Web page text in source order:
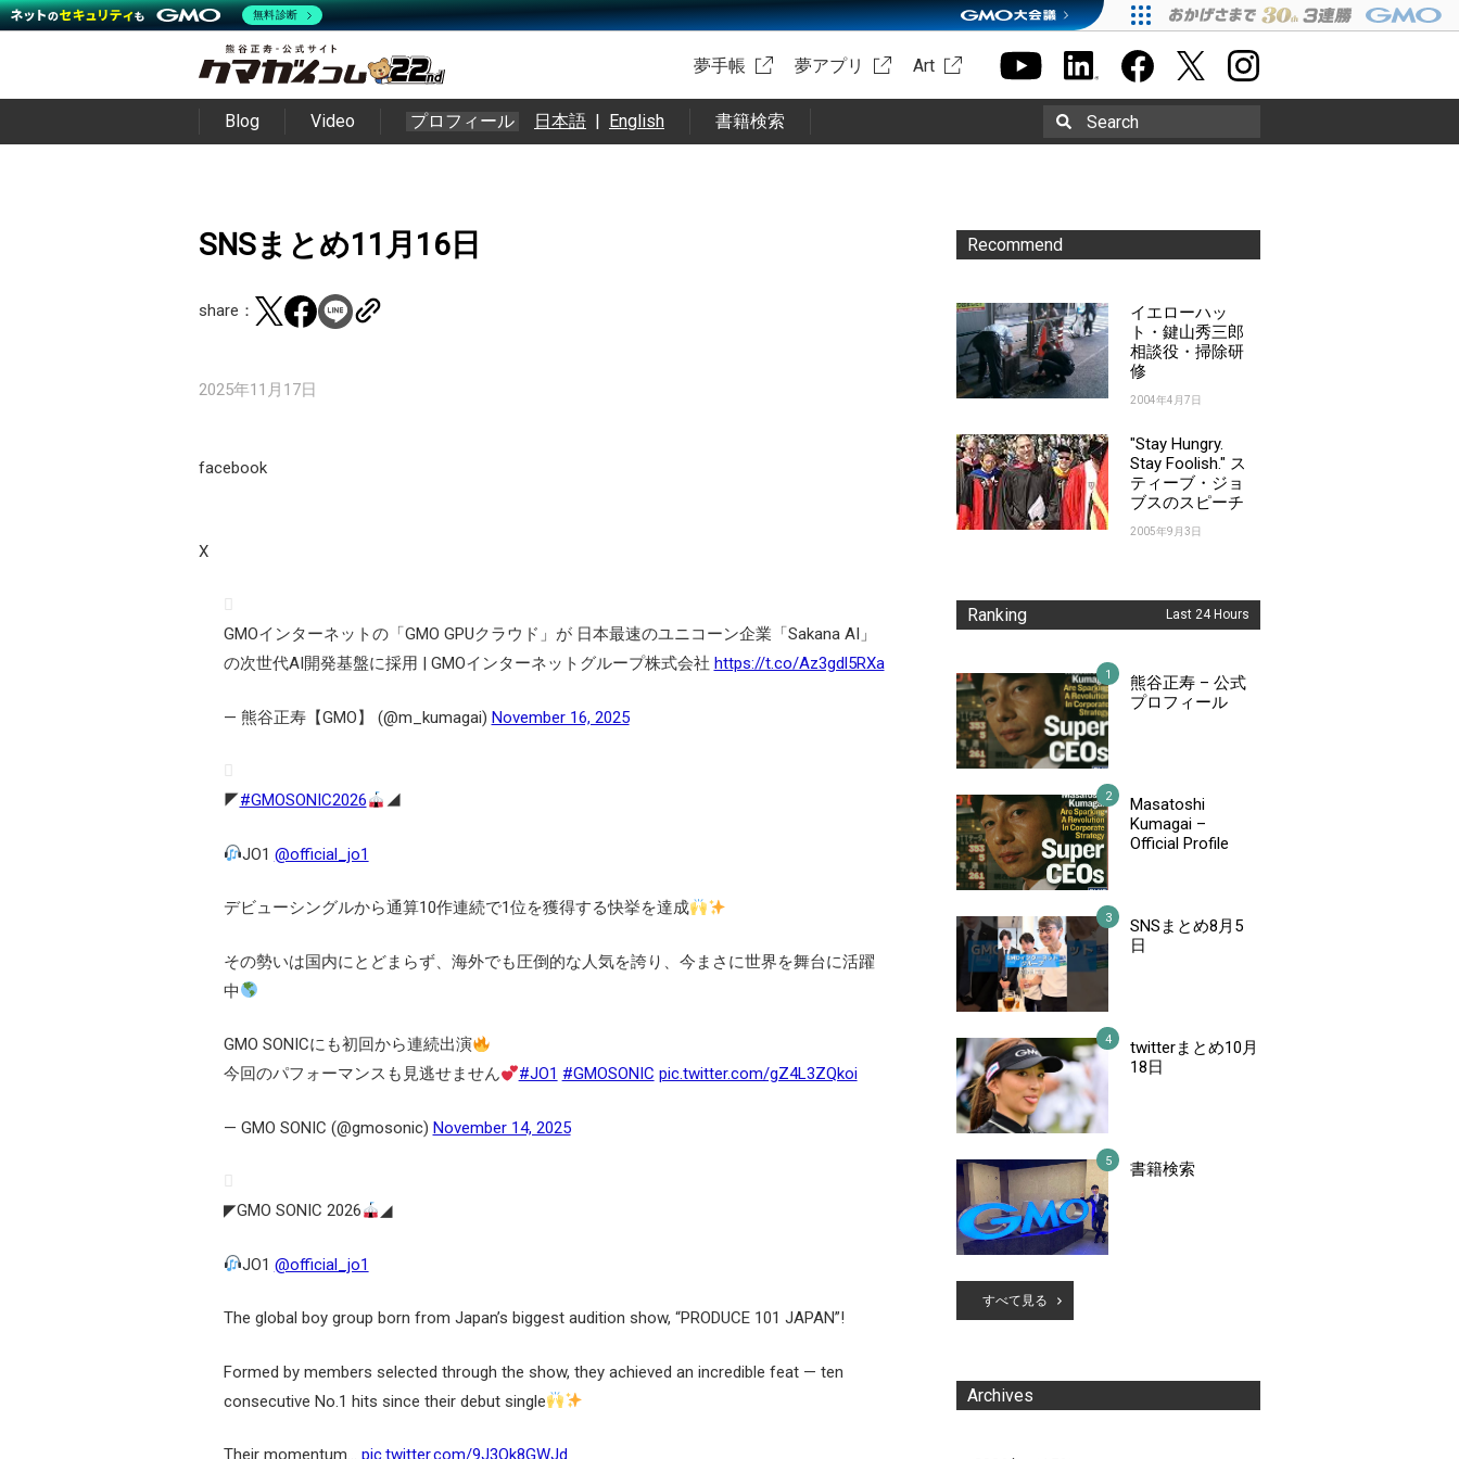
夢手帳 夢アプリ Art
Blog Video プロフィール 日本語 | English 書籍検索 Search
SNSまとめ11月16日
share：
2025年11月17日
facebook
X
GMOインターネットの「GMO GPUクラウド」が 日本最速のユニコーン企業「Sakana AI」
の次世代AI開発基盤に採用 | GMOインターネットグループ株式会社 https://t.co/Az3gdl5RXa
— 熊谷正寿【GMO】 (@m_kumagai) November 16, 2025
◤#GMOSONIC2026 ◢
JO1 @official_jo1
デビューシングルから通算10作連続で1位を獲得する快挙を達成
その勢いは国内にとどまらず、海外でも圧倒的な人気を誇り、今まさに世界を舞台に活躍
中
GMO SONICにも初回から連続出演
今回のパフォーマンスも見逃せません
#JO1 #GMOSONIC pic.twitter.com/gZ4L3ZQkoi
— GMO SONIC (@gmosonic) November 14, 2025
◤GMO SONIC 2026 ◢
JO1 @official_jo1
The global boy group born from Japan’s biggest audition show, “PRODUCE 101 JAPAN”!
Formed by members selected through the show, they achieved an incredible feat — ten
consecutive No.1 hits since their debut single
Their momentum… pic.twitter.com/9J3Qk8GWJd
Recommend
イエローハッ
ト・鍵山秀三郎
相談役・掃除研
修
2004年4月7日
"Stay Hungry.
Stay Foolish." ス
ティーブ・ジョ
ブスのスピーチ
2005年9月3日
Ranking Last 24 Hours
熊谷正寿 – 公式
プロフィール
Masatoshi
Kumagai –
Official Profile
SNSまとめ8月5
日
twitterまとめ10月
18日
書籍検索
すべて見る
Archives
無料診断